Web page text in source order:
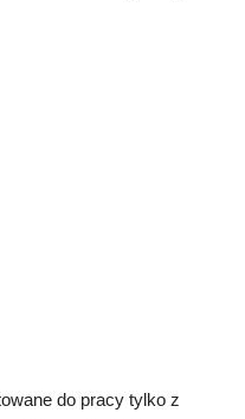
do pracy tylko z